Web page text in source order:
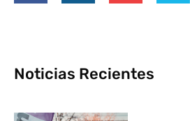
Noticias Recientes